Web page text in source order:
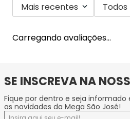
Mais recentes Todos
Carregando avaliações…
SE INSCREVA NA
Fique por dentro e seja
as novidades da Mega São José!